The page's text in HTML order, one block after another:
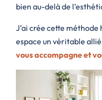
bien au-delà de
J’ai crée cette
espace un véritable allié
vous accompagne et